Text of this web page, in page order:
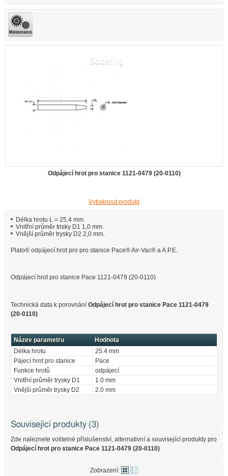
Odpájecí hrot pro stanice 1121-0479 (20-0110)
Vytisknout produkt
Délka hrotu L = 25,4 mm.
Vnitřní průměr trisky D1 1,0 mm.
Vnější průměr trysky D2 2,0 mm.
Plato® odpájecí hrot pro pro stanice Pace® Air-Vac® a A.P.E.
Odpájecí hrot pro stanice Pace 1121-0479 (20-0110)
Technická data k porovnání Odpájecí hrot pro stanice Pace 1121-0479
(20-0110)
Název parametru
Hodnota
Délka hrotu
25.4 mm
Pájecí hrot pro stanice
Pace
Funkce hrotů
odpájecí
Vnitřní průměr trysky D1
1.0 mm
Vnější průměr trysky D2
2.0 mm
Související produkty (3)
Zde naleznete volitelné příslušenství, alternativní a související produkty pro
Odpájecí hrot pro stanice Pace 1121-0479 (20-0110)
Zobrazení: